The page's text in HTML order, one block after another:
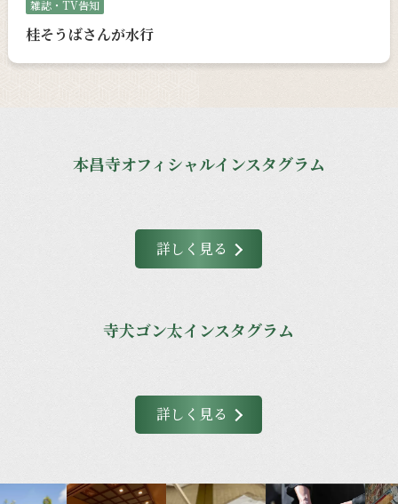
雑誌・TV告知
桂そうばさんが水行
本昌寺オフィシャルインスタグラム
詳しく見る
寺犬ゴン太インスタグラム
詳しく見る